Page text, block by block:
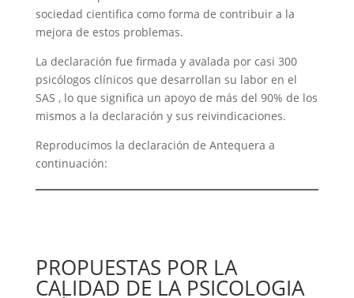
sociedad cientifica como forma de contribuir a la
mejora de estos problemas.
La declaración fue firmada y avalada por casi 300
psicólogos clínicos que desarrollan su labor en el
SAS , lo que significa un apoyo de más del 90% de los
mismos a la declaración y sus reivindicaciones.
Reproducimos la declaración de Antequera a
continuación:
PROPUESTAS POR LA
CALIDAD DE LA PSICOLOGIA